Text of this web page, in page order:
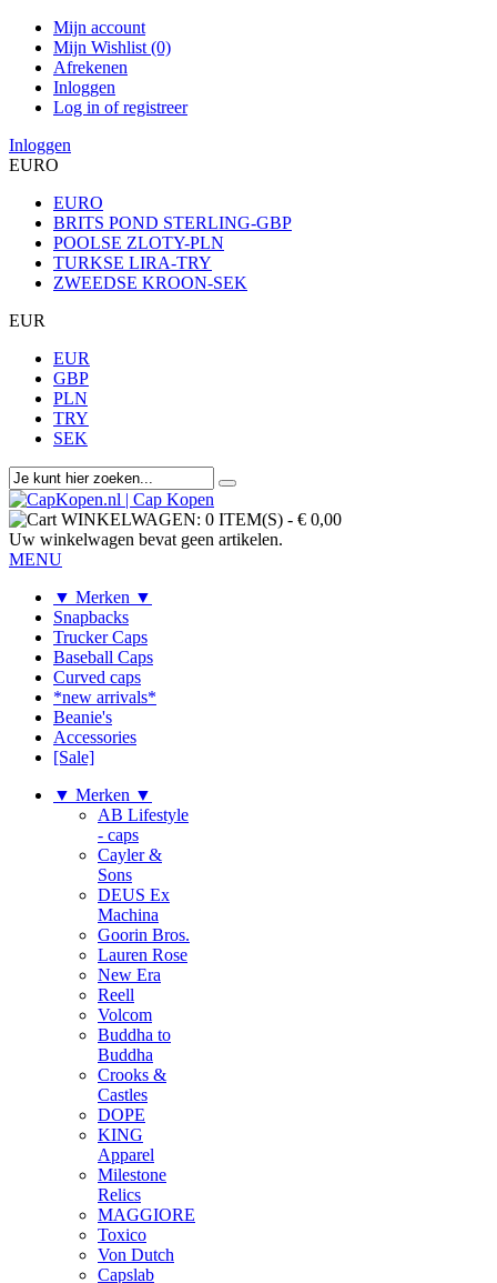
Mijn account
Mijn Wishlist (0)
Afrekenen
Inloggen
Log in of registreer
Inloggen
EURO
EURO
BRITS POND STERLING-GBP
POOLSE ZLOTY-PLN
TURKSE LIRA-TRY
ZWEEDSE KROON-SEK
EUR
EUR
GBP
PLN
TRY
SEK
WINKELWAGEN: 0 ITEM(S) - € 0,00
Uw winkelwagen bevat geen artikelen.
MENU
▼ Merken ▼
Snapbacks
Trucker Caps
Baseball Caps
Curved caps
*new arrivals*
Beanie's
Accessories
[Sale]
▼ Merken ▼
AB Lifestyle
- caps
Cayler &
Sons
DEUS Ex
Machina
Goorin Bros.
Lauren Rose
New Era
Reell
Volcom
Buddha to
Buddha
Crooks &
Castles
DOPE
KING
Apparel
Milestone
Relics
MAGGIORE
Toxico
Von Dutch
Capslab